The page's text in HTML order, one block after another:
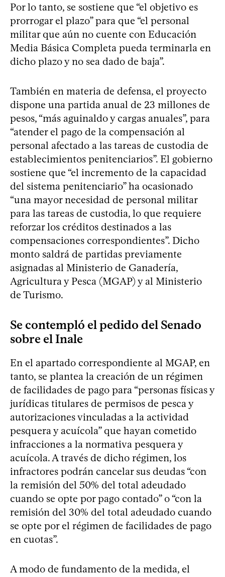
Por lo tanto, se sostiene que “el objetivo es
prorrogar el plazo” para que “el personal
militar que aún no cuente con Educación
Media Básica Completa pueda terminarla en
dicho plazo y no sea dado de baja”.
También en materia de defensa, el proyecto
dispone una partida anual de 23 millones de
pesos, “más aguinaldo y cargas anuales”, para
“atender el pago de la compensación al
personal afectado a las tareas de custodia de
establecimientos penitenciarios”. El gobierno
sostiene que “el incremento de la capacidad
del sistema penitenciario” ha ocasionado
“una mayor necesidad de personal militar
para las tareas de custodia, lo que requiere
reforzar los créditos destinados a las
compensaciones correspondientes”. Dicho
monto saldrá de partidas previamente
asignadas al Ministerio de Ganadería,
Agricultura y Pesca (MGAP) y al Ministerio
de Turismo.
Se contempló el pedido del Senado
sobre el Inale
En el apartado correspondiente al MGAP, en
tanto, se plantea la creación de un régimen
de facilidades de pago para “personas físicas y
jurídicas titulares de permisos de pesca y
autorizaciones vinculadas a la actividad
pesquera y acuícola” que hayan cometido
infracciones a la normativa pesquera y
acuícola. A través de dicho régimen, los
infractores podrán cancelar sus deudas “con
la remisión del 50% del total adeudado
cuando se opte por pago contado” o “con la
remisión del 30% del total adeudado cuando
se opte por el régimen de facilidades de pago
en cuotas”.
A modo de fundamento de la medida, el